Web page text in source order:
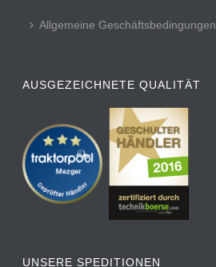
Allgemeine Geschäftsbedingungen
AUSGEZEICHNETE QUALITÄT
UNSERE SPEDITIONEN